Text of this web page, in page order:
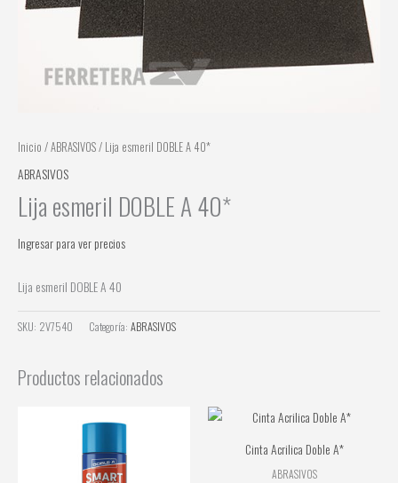
Inicio /ABRASIVOS/ Lija esmeril DOBLE A 40*
ABRASIVOS
Lija esmeril DOBLE A 40*
Ingresar para ver precios
Lija esmeril DOBLE A 40
SKU: 2V7540 Categoría: ABRASIVOS
Productos relacionados
Cinta Acrilica Doble A*
ABRASIVOS